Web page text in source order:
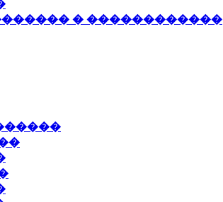
� ������������